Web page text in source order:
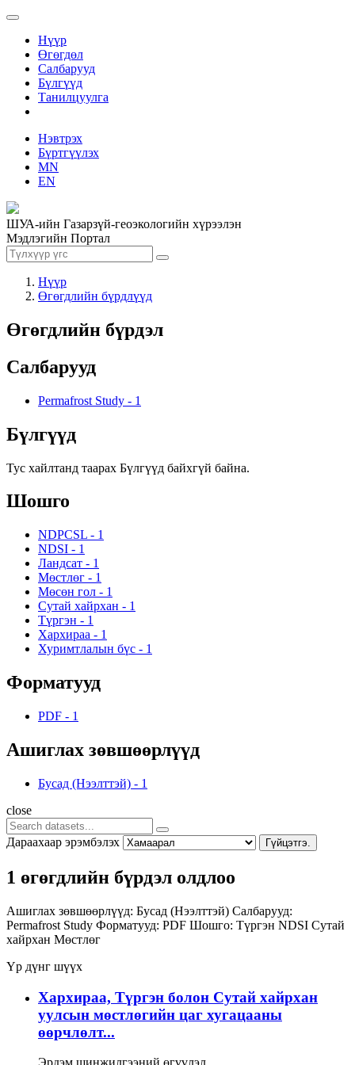
Нүүр
Өгөгдөл
Салбарууд
Бүлгүүд
Танилцуулга
Нэвтрэх
Бүртгүүлэх
MN
EN
ШУА-ийн Газарзүй-геоэкологийн хүрээлэн
Мэдлэгийн Портал
Нүүр
Өгөгдлийн бүрдлүүд
Өгөгдлийн бүрдэл
Салбарууд
Permafrost Study - 1
Бүлгүүд
Тус хайлтанд таарах Бүлгүүд байхгүй байна.
Шошго
NDPCSL - 1
NDSI - 1
Ландсат - 1
Мөстлөг - 1
Мөсөн гол - 1
Сутай хайрхан - 1
Түргэн - 1
Хархираа - 1
Хуримтлалын бүс - 1
Форматууд
PDF - 1
Ашиглах зөвшөөрлүүд
Бусад (Нээлттэй) - 1
close
Дараахаар эрэмбэлэх Гүйцэтгэ.
1 өгөгдлийн бүрдэл олдлоо
Ашиглах зөвшөөрлүүд: Бусад (Нээлттэй) Салбарууд:
Permafrost Study Форматууд: PDF Шошго: Түргэн NDSI Сутай
хайрхан Мөстлөг
Үр дүнг шүүх
Хархираа, Түргэн болон Сутай хайрхан
уулсын мөстлөгийн цаг хугацааны
өөрчлөлт...